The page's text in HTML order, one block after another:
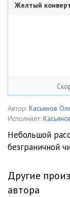
Желтый
Автор: Касьянов
Исполняет:
Небольшой
безграничной
Другие
автора